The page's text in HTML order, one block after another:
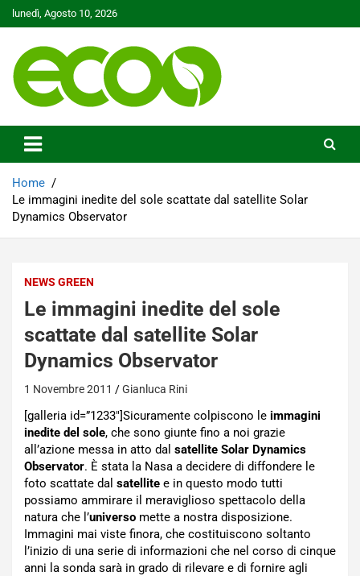
Skip
to
lunedì, Agosto 10, 2026
Ecoo.it
Home
Le immagini inedite del sole scattate dal satellite Solar
Dynamics Observator
NEWS GREEN
Le immagini inedite del sole
scattate dal satellite Solar
Dynamics Observator
1 Novembre 2011 Gianluca Rini
[galleria id=”1233″]Sicuramente colpiscono le immagini
inedite del sole, che sono giunte fino a noi grazie
all’azione messa in atto dal satellite Solar Dynamics
Observator. È stata la Nasa a decidere di diffondere le
foto scattate dal satellite e in questo modo tutti
possiamo ammirare il meraviglioso spettacolo della
natura che l’universo mette a nostra disposizione.
Immagini mai viste finora, che costituiscono soltanto
l’inizio di una serie di informazioni che nel corso di cinque
anni la sonda sarà in grado di rilevare e di fornire agli